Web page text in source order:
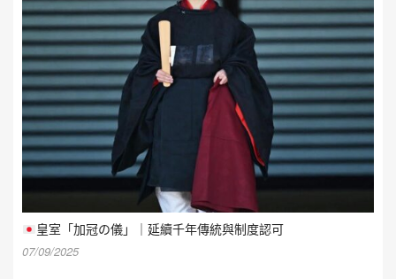
皇室「加冠の儀」｜延續千年傳統與制度認可
07/09/2025